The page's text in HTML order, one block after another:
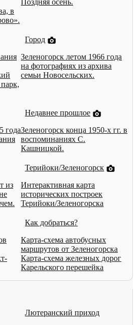
в
Поздняя осень.
Город
Зеленогорск летом 1966 года
на фотографиях из архива
семьи Новосельских.
года
Недавнее прошлое
Зеленогорск конца 1950-х гг. в
воспоминаниях С.
Кашницкой.
из
Терийоки/Зеленогорск
Интерактивная карта
исторических построек
Терийоки/Зеленогорска
Как добраться?
Карта-схема автобусных
маршрутов от Зеленогорска
Карта-схема железных дорог
Карельского перешейка
Лютеранский приход